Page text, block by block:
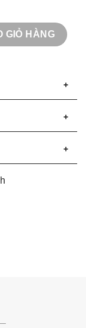
GIỎ HÀNG